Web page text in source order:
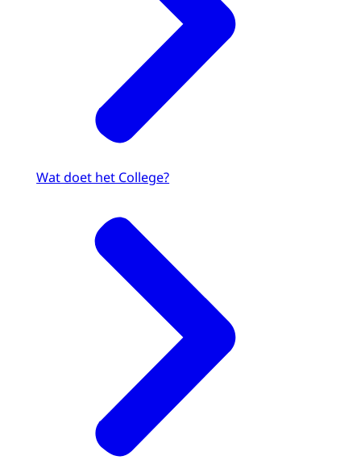
Wat doet het College?